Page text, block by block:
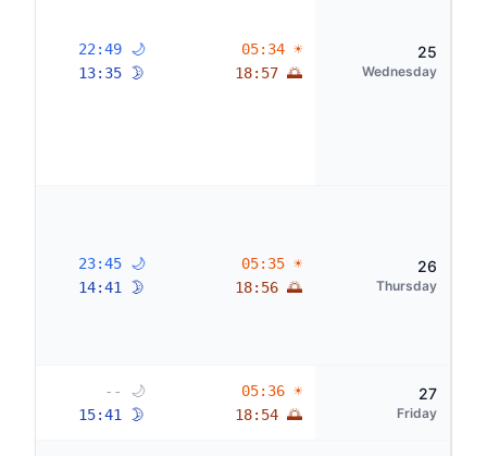
25
Wednesday
☀ 05:34
🌅 18:57
🌙 22:49
🌛 13:35
26
Thursday
☀ 05:35
🌅 18:56
🌙 23:45
🌛 14:41
27
Friday
☀ 05:36
🌅 18:54
🌙 --
🌛 15:41